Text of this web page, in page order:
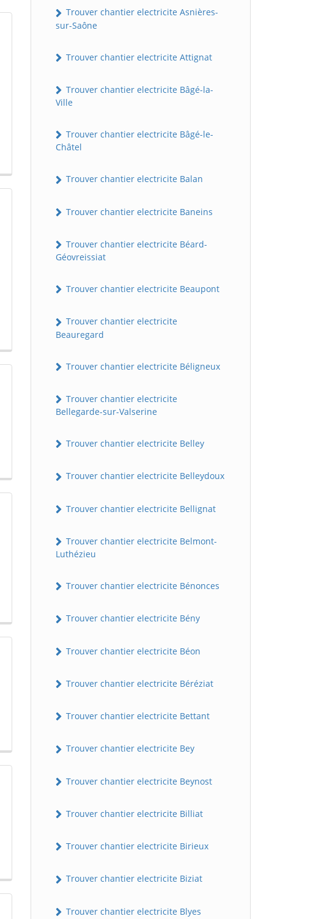
Trouver chantier electricite Asnières-
sur-Saône
Trouver chantier electricite Attignat
Trouver chantier electricite Bâgé-la-
Ville
Trouver chantier electricite Bâgé-le-
Châtel
Trouver chantier electricite Balan
Trouver chantier electricite Baneins
Trouver chantier electricite Béard-
Géovreissiat
Trouver chantier electricite Beaupont
Trouver chantier electricite
Beauregard
Trouver chantier electricite Béligneux
Trouver chantier electricite
Bellegarde-sur-Valserine
Trouver chantier electricite Belley
Trouver chantier electricite Belleydoux
Trouver chantier electricite Bellignat
Trouver chantier electricite Belmont-
Luthézieu
Trouver chantier electricite Bénonces
Trouver chantier electricite Bény
Trouver chantier electricite Béon
Trouver chantier electricite Béréziat
Trouver chantier electricite Bettant
Trouver chantier electricite Bey
Trouver chantier electricite Beynost
Trouver chantier electricite Billiat
Trouver chantier electricite Birieux
Trouver chantier electricite Biziat
Trouver chantier electricite Blyes